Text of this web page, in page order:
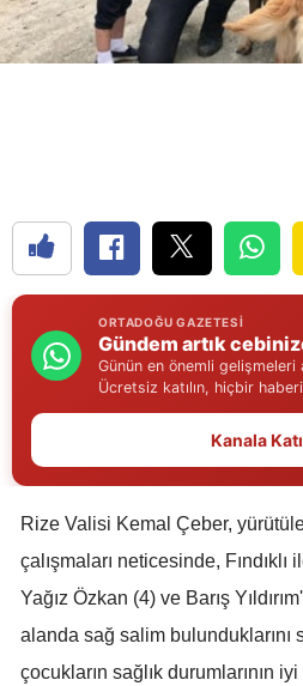
Çorum
Edirne
Elazığ
Giresun
ORTADOĞU GAZETESI
Gündem artık
Günün en önemli gelişmeleri
Ücretsiz katılın, hiçbir haberi
Kanala
Rize Valisi Kemal Çeber,
çalışmaları neticesinde,
Yağız Özkan (4) ve Barış
alanda sağ salim bulunduklarını
çocukların sağlık durumlarının